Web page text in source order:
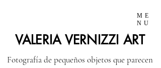
ME
NU
VALERIA VERNIZZI ART
Fotografía de pequeños objetos que parecen